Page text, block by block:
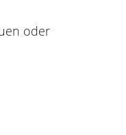
oder